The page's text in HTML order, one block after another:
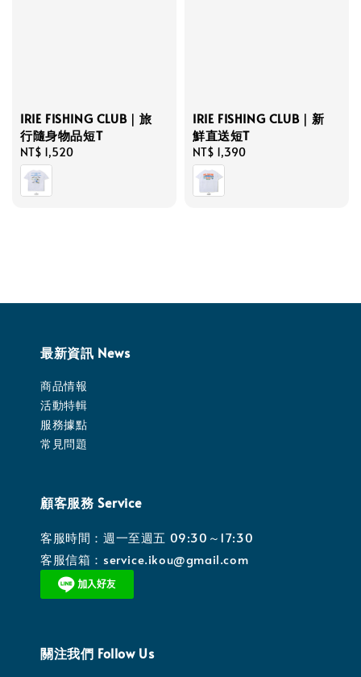
IRIE FISHING CLUB｜旅
行隨身物品短T
Regular
price
NT$ 1,520
IRIE FISHING CLUB｜新
鮮直送短T
Regular
price
NT$ 1,390
最新資訊 News
商品情報
活動特輯
服務據點
常見問題
顧客服務 Service
客服時間：週一至週五 09:30～17:30
客服信箱：service.ikou@gmail.com
關注我們 Follow Us